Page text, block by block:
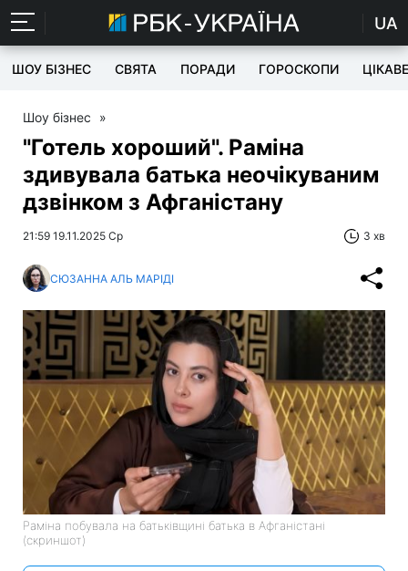
UA
ШОУ БІЗНЕС СВЯТА ПОРАДИ ГОРОСКОПИ ЦІКАВЕ
Шоу бізнес »
"Готель хороший". Раміна
здивувала батька неочікуваним
дзвінком з Афганістану
21:59 19.11.2025 Ср 3 хв
СЮЗАННА АЛЬ МАРІДІ
Раміна побувала на батьківщині батька в Афганістані
(скриншот)